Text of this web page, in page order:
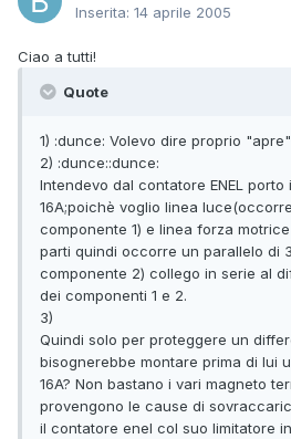
Inserita: 14 aprile 2005
Ciao a tutti!
Quote
1) :dunce: Volevo dire proprio
2) :dunce::dunce:
Intendevo dal contatore ENEL
16A;poichè voglio linea
componente 1) e linea forza
parti quindi occorre un parallelo di
componente 2) collego in serie al
dei componenti 1 e 2.
3)
Quindi solo per proteggere un
bisognerebbe montare prima di lui
16A? Non bastano i vari magneto
provengono le cause di
il contatore enel col suo limitatore